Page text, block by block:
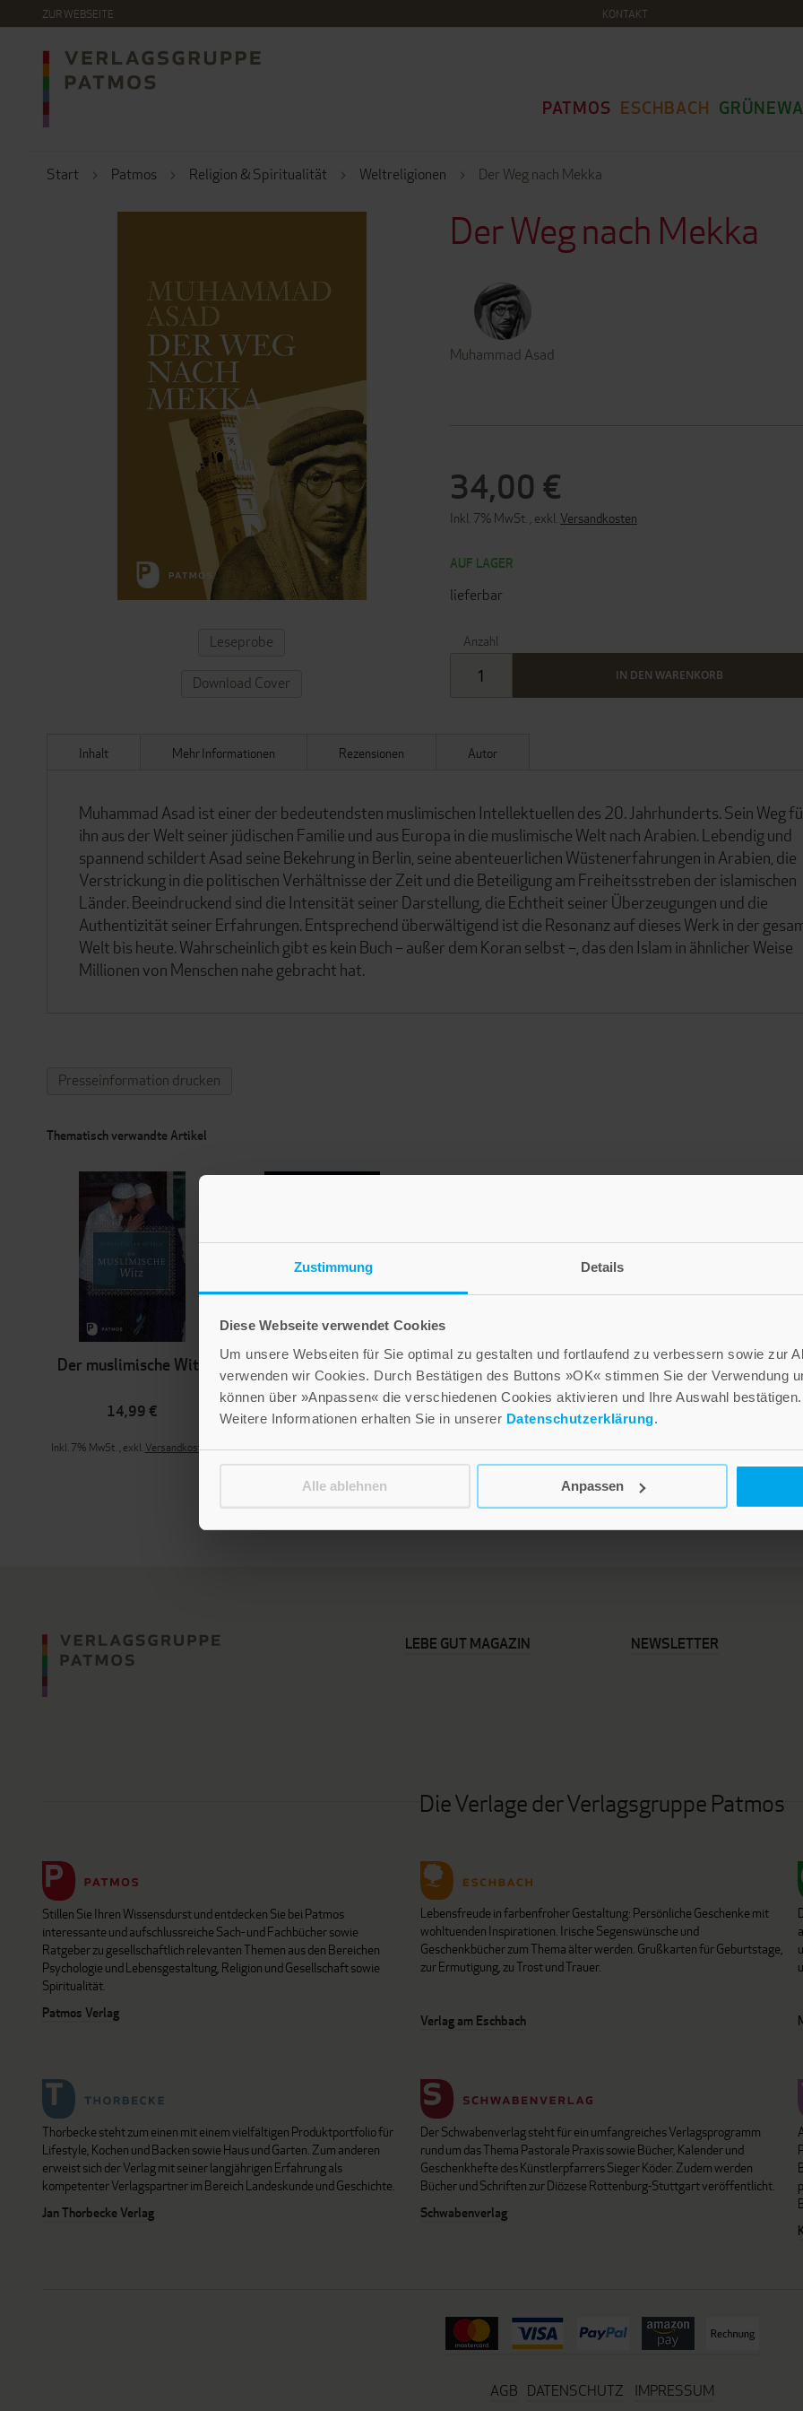
Zustimmung Details
Diese Webseite verwendet Cookies
Um unsere Webseiten für Sie optimal zu gestalten und fortlaufend zu verbessern sowie zur
verwenden wir Cookies. Durch Bestätigen des Buttons »OK« stimmen Sie der Verwendung
können über »Anpassen« die verschiedenen Cookies aktivieren und Ihre Auswahl bestätigen.
Weitere Informationen erhalten Sie in unserer Datenschutzerklärung.
Alle ablehnen Anpassen
ZUR WEBSEITE KONTAKT
DIREKT
INHALT
PATMOS ESCHBACH
Start Patmos Religion & Spiritualität Weltreligionen Der Weg nach Mekka
Der Weg nach Mekka
Muhammad Asad
34,00 €
Inkl. 7% MwSt. , exkl. Versandkosten
AUF LAGER
lieferbar
Anzahl
IN DEN WARENKORB
SPRINGEN
ZUM
ANFANG
BILDERGALERIE
Leseprobe
Download Cover
Inhalt
Muhammad Asad ist einer der bedeutendsten muslimischen Intellektuellen des 20. Jahrhunderts. Sein Weg
ihn aus der Welt seiner jüdischen Familie und aus Europa in die muslimische Welt nach Arabien. Lebendig und
spannend schildert Asad seine Bekehrung in Berlin, seine abenteuerlichen Wüstenerfahrungen in Arabien, die
Verstrickung in die politischen Verhältnisse der Zeit und die Beteiligung am Freiheitsstreben der islamischen
Länder. Beeindruckend sind die Intensität seiner Darstellung, die Echtheit seiner Überzeugungen und die
Authentizität seiner Erfahrungen. Entsprechend überwältigend ist die Resonanz auf dieses Werk in der
Welt bis heute. Wahrscheinlich gibt es kein Buch – außer dem Koran selbst –, das den Islam in ähnlicher Weise
Millionen von Menschen nahe gebracht hat.
Mehr Informationen Rezensionen Autor
Presseinformation drucken
Thematisch verwandte Artikel
Der muslimische Witz
14,99 €
Inkl. 7% MwSt.,exkl.Versandkosten
Die Botschaft des Koran
48,00 €
Inkl. 7% MwSt.,exkl.Versandkosten
LEBE GUT MAGAZIN NEWSLETTER
Die Verlage der Verlagsgruppe Patmos
Stillen Sie Ihren Wissensdurst und entdecken Sie bei Patmos
interessante und aufschlussreiche Sach- und Fachbücher sowie
Ratgeber zu gesellschaftlich relevanten Themen aus den Bereichen
Psychologie und Lebensgestaltung, Religion und Gesellschaft sowie
Spiritualität.
Patmos Verlag
Lebensfreude in farbenfroher Gestaltung: Persönliche Geschenke mit
wohltuenden Inspirationen. Irische Segenswünsche und
Geschenkbücher zum Thema älter werden. Grußkarten für Geburtstage,
zur Ermutigung, zu Trost und Trauer.
Verlag am Eschbach
Thorbecke steht zum einen mit einem vielfältigen Produktportfolio für
Lifestyle, Kochen und Backen sowie Haus und Garten. Zum anderen
erweist sich der Verlag mit seiner langjährigen Erfahrung als
kompetenter Verlagspartner im Bereich Landeskunde und Geschichte.
Jan Thorbecke Verlag
Der Schwabenverlag steht für ein umfangreiches Verlagsprogramm
rund um das Thema Pastorale Praxis sowie Bücher, Kalender und
Geschenkhefte des Künstlerpfarrers Sieger Köder. Zudem werden
Bücher und Schriften zur Diözese Rottenburg-Stuttgart veröffentlicht.
Schwabenverlag
AGB DATENSCHUTZ IMPRESSUM